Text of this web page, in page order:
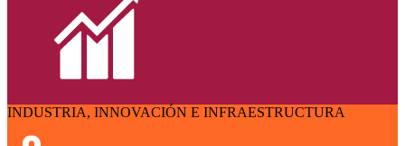
INDUSTRIA, INNOVACIÓN E INFRAESTRUCTURA